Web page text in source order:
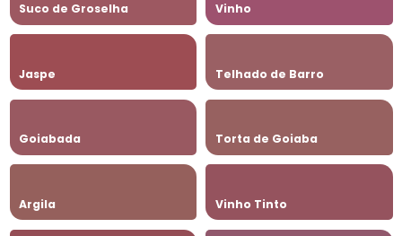
Suco de Groselha Vinho
Jaspe Telhado de Barro
Goiabada Torta de Goiaba
Argila Vinho Tinto